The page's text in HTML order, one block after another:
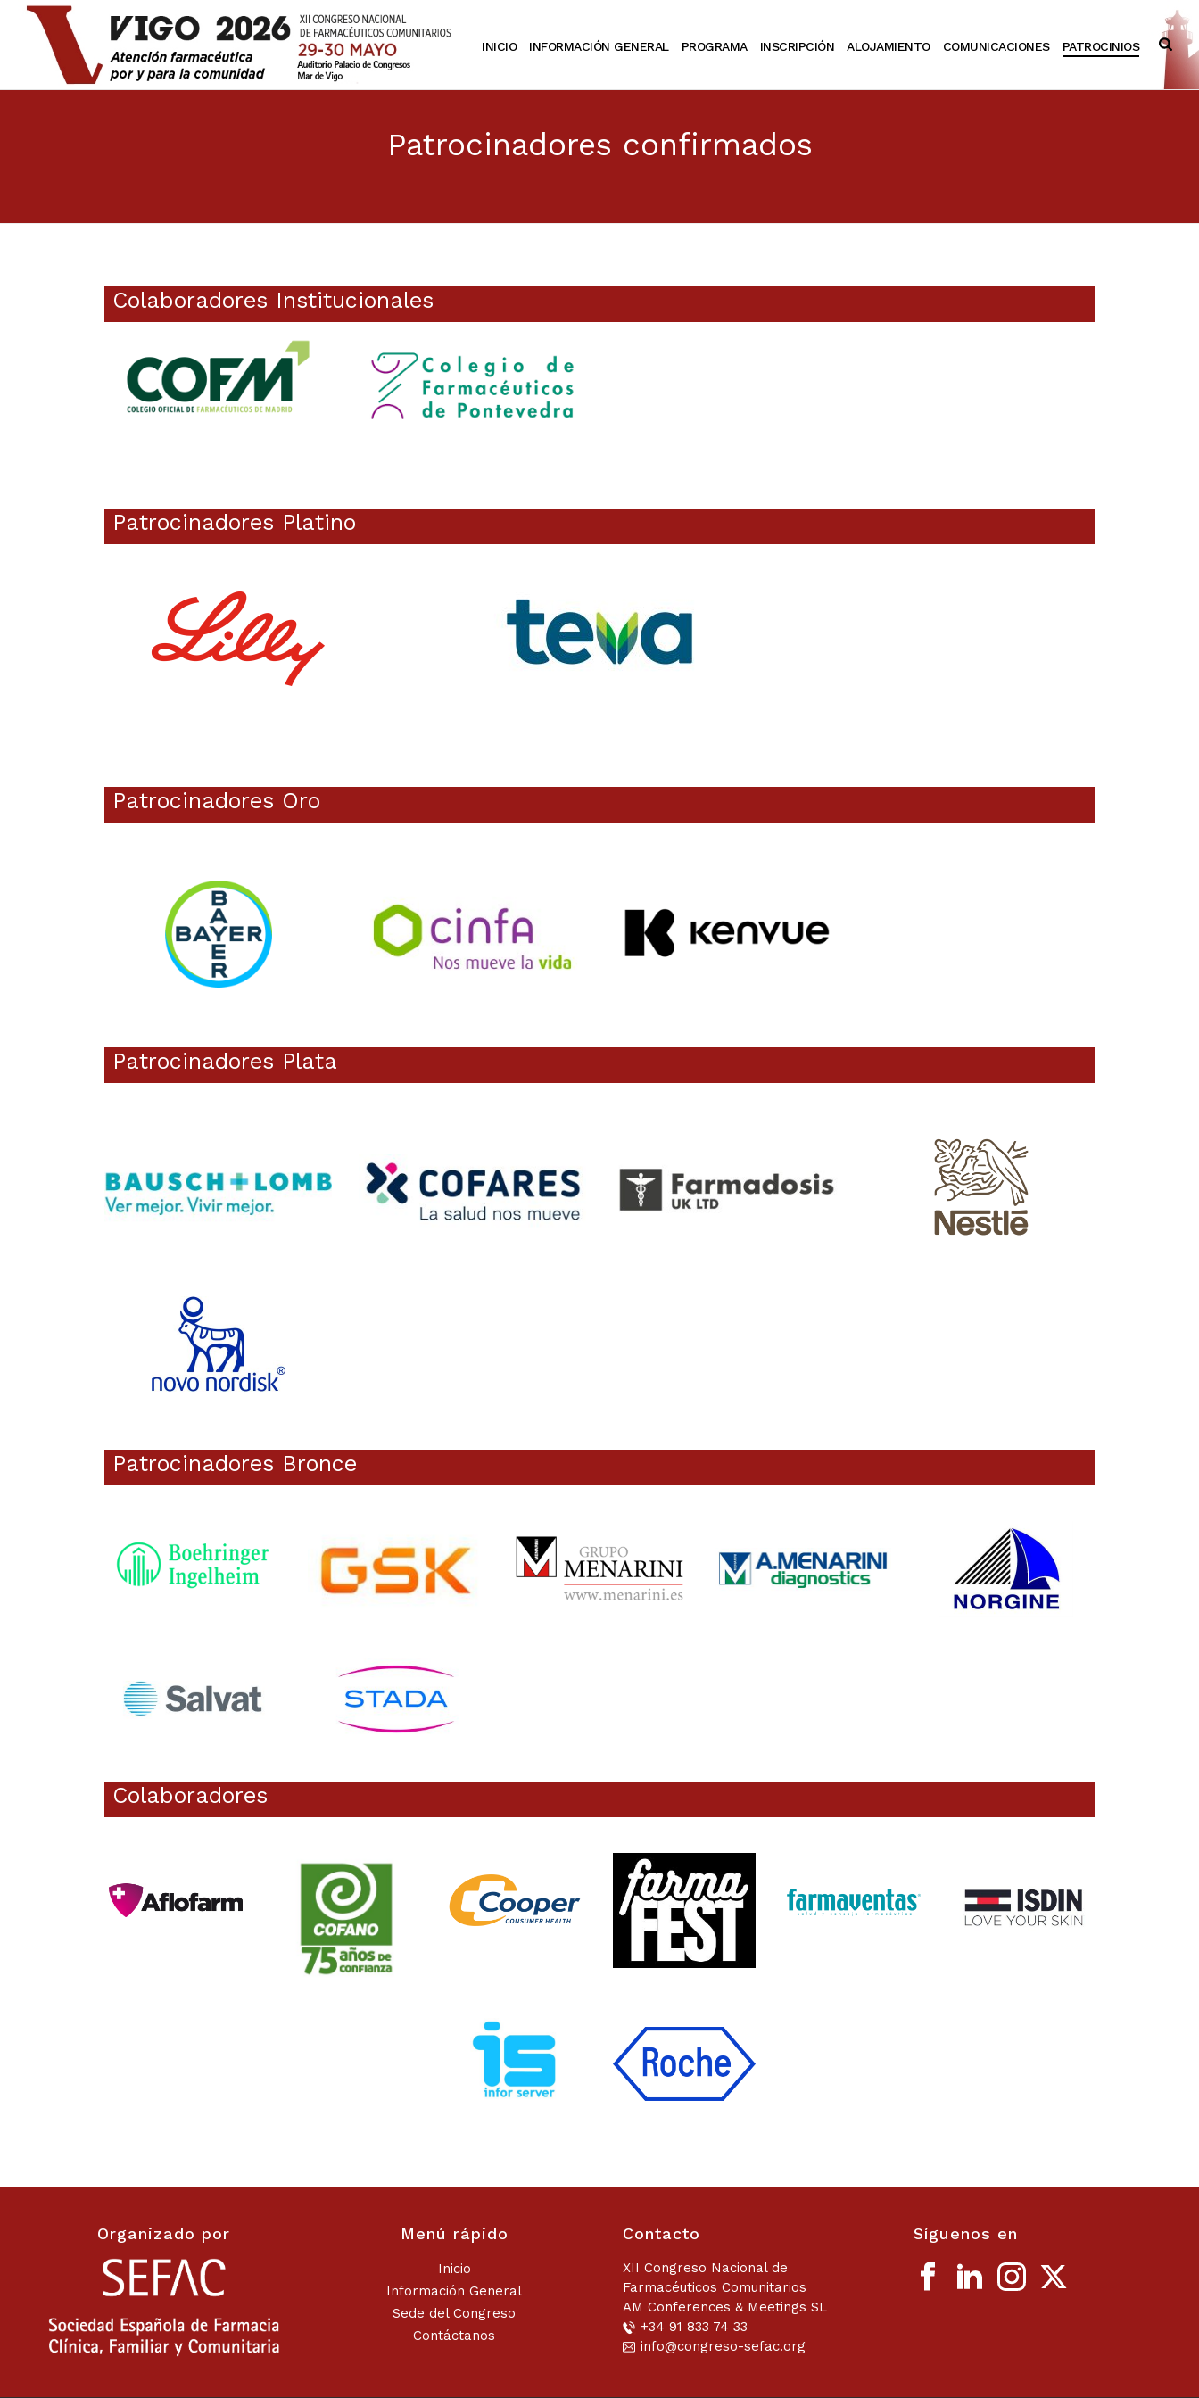
INICIO INFORMACIÓN GENERAL PROGRAMA INSCRIPCIÓN ALOJAMIENTO COMUNICACIONES PATROCINIOS
Patrocinadores confirmados
Colaboradores Institucionales
Patrocinadores Platino
Patrocinadores Oro
Patrocinadores Plata
Patrocinadores Bronce
Colaboradores
Organizado por Menú rápido
Inicio
Información General
Sede del Congreso
Contáctanos
Contacto
XII Congreso Nacional de
Farmacéuticos Comunitarios
AM Conferences & Meetings SL
+34 91 833 74 33
info@congreso-sefac.org
Síguenos en